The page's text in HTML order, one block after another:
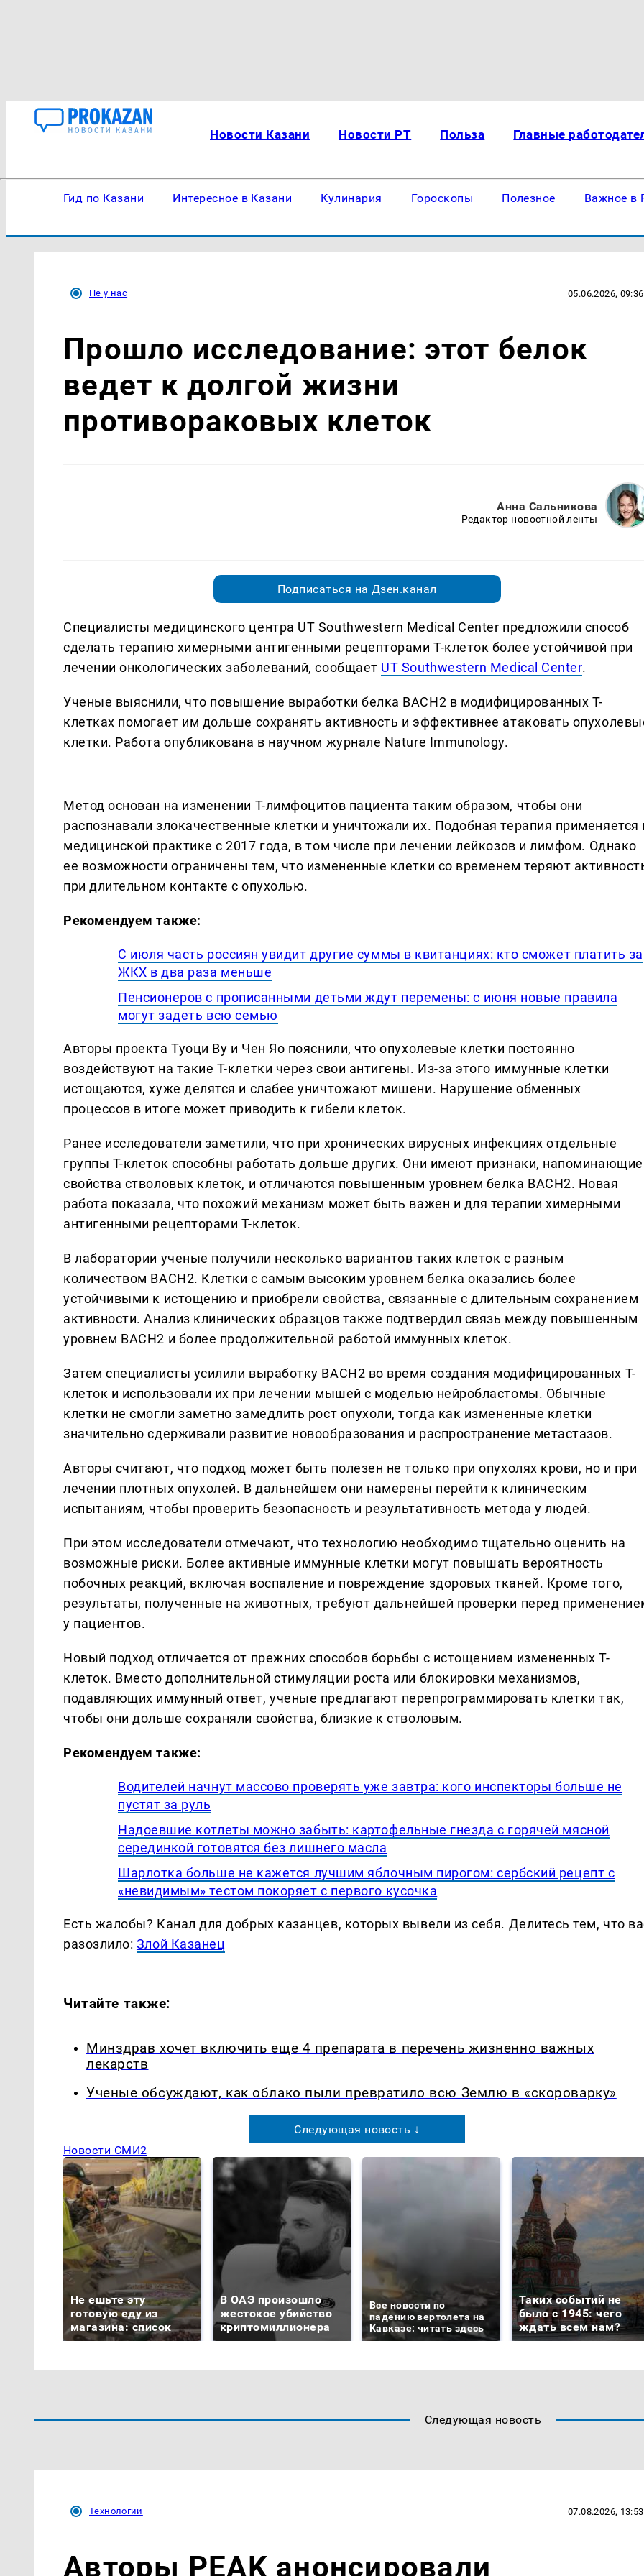
Новости Казани Новости РТ Польза Главные
Гид по Казани Интересное в Казани Кулинария Гороскопы Полезное Важное в
Не у нас 05.06.2026, 09:36
Прошло исследование: этот белок
ведет к долгой жизни
противораковых клеток
Анна Сальникова
Редактор новостной ленты
Подписаться на Дзен.канал
Специалисты медицинского центра UT Southwestern Medical Center предложили способ
сделать терапию химерными антигенными рецепторами Т-клеток более устойчивой при
лечении онкологических заболеваний, сообщает UT Southwestern Medical Center.
Ученые выяснили, что повышение выработки белка BACH2 в модифицированных Т-
клетках помогает им дольше сохранять активность и эффективнее атаковать
клетки. Работа опубликована в научном журнале Nature Immunology.
Метод основан на изменении Т-лимфоцитов пациента таким образом, чтобы они
распознавали злокачественные клетки и уничтожали их. Подобная терапия применяется
медицинской практике с 2017 года, в том числе при лечении лейкозов и лимфом. Однако
ее возможности ограничены тем, что измененные клетки со временем теряют
при длительном контакте с опухолью.
Рекомендуем также:
С июля часть россиян увидит другие суммы в квитанциях: кто сможет платить за
ЖКХ в два раза меньше
Пенсионеров с прописанными детьми ждут перемены: с июня новые правила
могут задеть всю семью
Авторы проекта Туоци Ву и Чен Яо пояснили, что опухолевые клетки постоянно
воздействуют на такие Т-клетки через свои антигены. Из-за этого иммунные клетки
истощаются, хуже делятся и слабее уничтожают мишени. Нарушение обменных
процессов в итоге может приводить к гибели клеток.
Ранее исследователи заметили, что при хронических вирусных инфекциях отдельные
группы Т-клеток способны работать дольше других. Они имеют признаки, напоминающие
свойства стволовых клеток, и отличаются повышенным уровнем белка BACH2. Новая
работа показала, что похожий механизм может быть важен и для терапии химерными
антигенными рецепторами Т-клеток.
В лаборатории ученые получили несколько вариантов таких клеток с разным
количеством BACH2. Клетки с самым высоким уровнем белка оказались более
устойчивыми к истощению и приобрели свойства, связанные с длительным сохранением
активности. Анализ клинических образцов также подтвердил связь между повышенным
уровнем BACH2 и более продолжительной работой иммунных клеток.
Затем специалисты усилили выработку BACH2 во время создания модифицированных Т-
клеток и использовали их при лечении мышей с моделью нейробластомы. Обычные
клетки не смогли заметно замедлить рост опухоли, тогда как измененные клетки
значительно сдерживали развитие новообразования и распространение метастазов.
Авторы считают, что подход может быть полезен не только при опухолях крови, но и при
лечении плотных опухолей. В дальнейшем они намерены перейти к клиническим
испытаниям, чтобы проверить безопасность и результативность метода у людей.
При этом исследователи отмечают, что технологию необходимо тщательно оценить на
возможные риски. Более активные иммунные клетки могут повышать вероятность
побочных реакций, включая воспаление и повреждение здоровых тканей. Кроме того,
результаты, полученные на животных, требуют дальнейшей проверки перед
у пациентов.
Новый подход отличается от прежних способов борьбы с истощением измененных Т-
клеток. Вместо дополнительной стимуляции роста или блокировки механизмов,
подавляющих иммунный ответ, ученые предлагают перепрограммировать клетки так,
чтобы они дольше сохраняли свойства, близкие к стволовым.
Рекомендуем также:
Водителей начнут массово проверять уже завтра: кого инспекторы больше не
пустят за руль
Надоевшие котлеты можно забыть: картофельные гнезда с горячей мясной
серединкой готовятся без лишнего масла
Шарлотка больше не кажется лучшим яблочным пирогом: сербский рецепт с
«невидимым» тестом покоряет с первого кусочка
Есть жалобы? Канал для добрых казанцев, которых вывели из себя. Делитеcь тем, что
разозлило: Злой Казанец
Читайте также:
Минздрав хочет включить еще 4 препарата в перечень жизненно важных
лекарств
Ученые обсуждают, как облако пыли превратило всю Землю в «скороварку»
Следующая новость ↓
Новости СМИ2
Не ешьте эту
готовую еду из
магазина: список
В ОАЭ произошло
жестокое убийство
криптомиллионера
Все новости по
падению вертолета на
Кавказе: читать здесь
Таких событий не
было с 1945: чего
ждать всем нам?
Следующая новость
Технологии 07.08.2026, 13:53
Авторы PEAK анонсировали